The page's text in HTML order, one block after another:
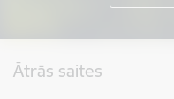
Ātrās saites